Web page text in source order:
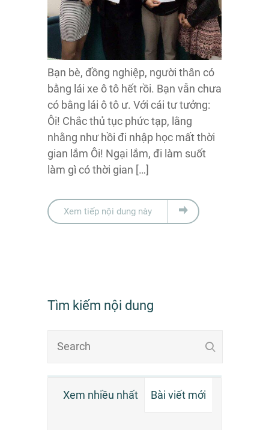
Bạn bè, đồng nghiệp, người thân có
bằng lái xe ô tô hết rồi. Bạn vẫn chưa
có bằng lái ô tô ư. Với cái tư tưởng:
Ôi! Chắc thủ tục phức tạp, lằng
nhằng như hồi đi nhập học mất thời
gian lắm Ôi! Ngại lắm, đi làm suốt
làm gì có thời gian […]
Xem tiếp nội dung này
Tìm kiếm nội dung
Xem nhiều nhất Bài viết mới